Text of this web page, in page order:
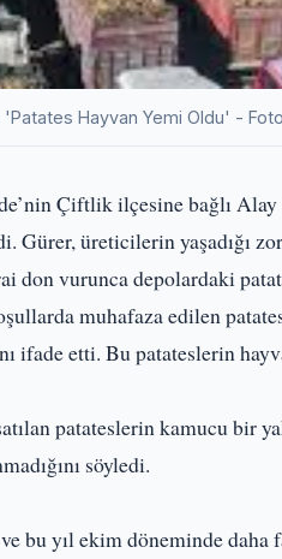
Hayvan Yemi Oldu' -
Çiftlik ilçesine bağlı Alay
Gürer, üreticilerin yaşadığı
don vurunca depolardaki
muhafaza edilen
ifade etti. Bu patateslerin
patateslerin kamucu bir
söyledi.
bu yıl ekim döneminde daha